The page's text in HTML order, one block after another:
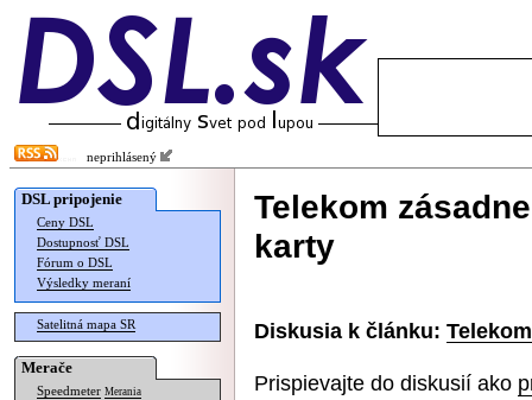
neprihlásený
DSL pripojenie
Ceny DSL
Dostupnosť DSL
Fórum o DSL
Výsledky meraní
Satelitná mapa SR
Merače
Speedmeter Merania
Telekom
karty
Diskusia k článku:
Prispievajte do diskusií ako